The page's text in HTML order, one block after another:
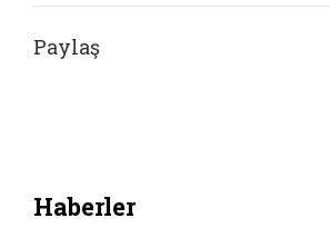
Paylaş
Haberler